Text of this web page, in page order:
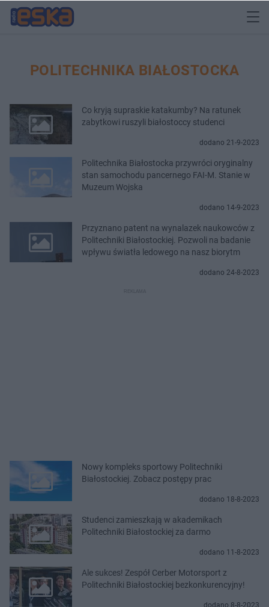
POLITECHNIKA BIAŁOSTOCKA
Co kryją supraskie katakumby? Na ratunek
zabytkowi ruszyli białostoccy studenci
dodano 21-9-2023
Politechnika Białostocka przywróci oryginalny
stan samochodu pancernego FAI-M. Stanie w
Muzeum Wojska
dodano 14-9-2023
Przyznano patent na wynalazek naukowców z
Politechniki Białostockiej. Pozwoli na badanie
wpływu światła ledowego na nasz biorytm
dodano 24-8-2023
Nowy kompleks sportowy Politechniki
Białostockiej. Zobacz postępy prac
dodano 18-8-2023
Studenci zamieszkają w akademikach
Politechniki Białostockiej za darmo
dodano 11-8-2023
Ale sukces! Zespół Cerber Motorsport z
Politechniki Białostockiej bezkonkurencyjny!
dodano 8-8-2023